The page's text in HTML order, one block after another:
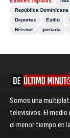
República Dominicana
Deportes
Estilo
Béisbol
portada
Somos una
televisivos. El
el menor tiempo en